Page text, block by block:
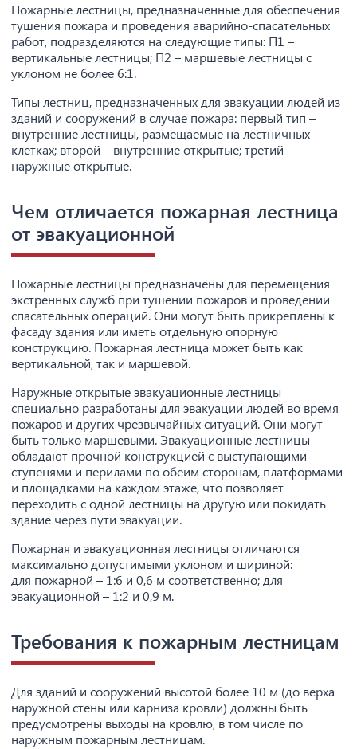
Пожарные лестницы, предназначенные для обеспечения
тушения пожара и проведения аварийно-спасательных
работ, подразделяются на следующие типы: П1 –
вертикальные лестницы; П2 – маршевые лестницы с
уклоном не более 6:1.
Типы лестниц, предназначенных для эвакуации людей из
зданий и сооружений в случае пожара: первый тип –
внутренние лестницы, размещаемые на лестничных
клетках; второй – внутренние открытые; третий –
наружные открытые.
Чем отличается пожарная лестница
от эвакуационной
Пожарные лестницы предназначены для перемещения
экстренных служб при тушении пожаров и проведении
спасательных операций. Они могут быть прикреплены к
фасаду здания или иметь отдельную опорную
конструкцию. Пожарная лестница может быть как
вертикальной, так и маршевой.
Наружные открытые эвакуационные лестницы
специально разработаны для эвакуации людей во время
пожаров и других чрезвычайных ситуаций. Они могут
быть только маршевыми. Эвакуационные лестницы
обладают прочной конструкцией с выступающими
ступенями и перилами по обеим сторонам, платформами
и площадками на каждом этаже, что позволяет
переходить с одной лестницы на другую или покидать
здание через пути эвакуации.
Пожарная и эвакуационная лестницы отличаются
максимально допустимыми уклоном и шириной:
для пожарной – 1:6 и 0,6 м соответственно; для
эвакуационной – 1:2 и 0,9 м.
Требования к пожарным лестницам
Для зданий и сооружений высотой более 10 м (до верха
наружной стены или карниза кровли) должны быть
предусмотрены выходы на кровлю, в том числе по
наружным пожарным лестницам.